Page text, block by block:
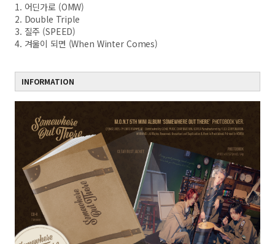
1. 어딘가로 (OMW)
2. Double Triple
3. 질주 (SPEED)
4. 겨울이 되면 (When Winter Comes)
INFORMATION